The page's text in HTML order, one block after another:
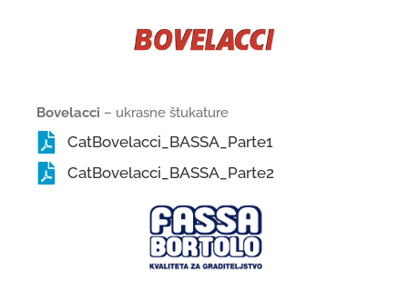
Bovelacci – ukrasne štukature
CatBovelacci_BASSA_Parte1
CatBovelacci_BASSA_Parte2